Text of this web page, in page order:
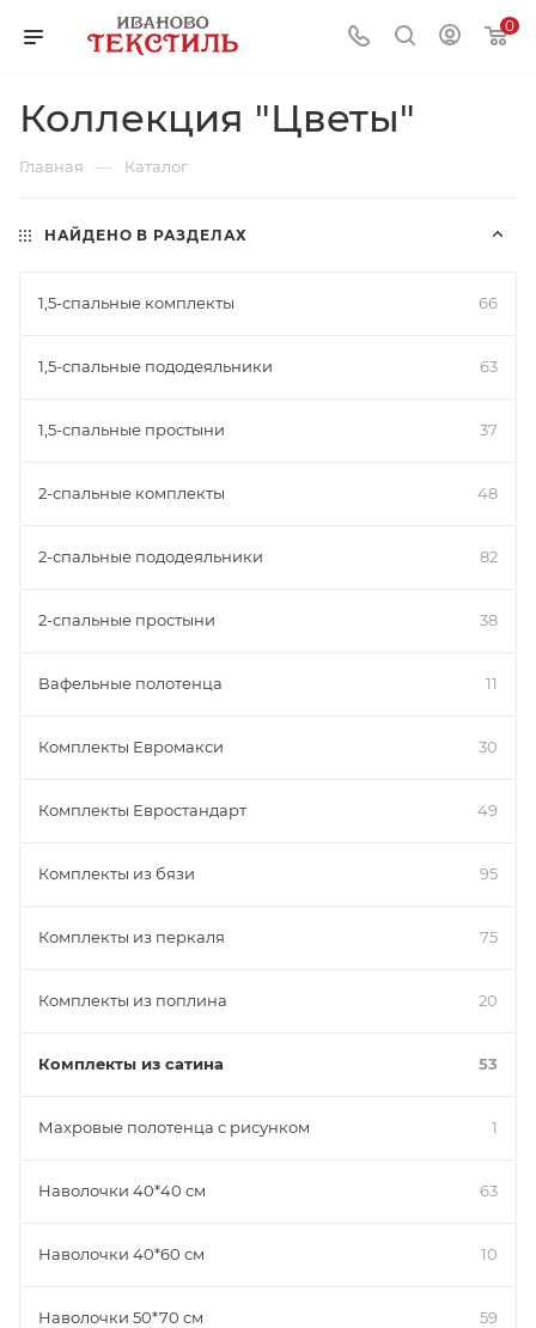
0
Коллекция "Цветы"
Главная — Каталог
НАЙДЕНО В РАЗДЕЛАХ
1,5-спальные комплекты 66
1,5-спальные пододеяльники 63
1,5-спальные простыни 37
2-спальные комплекты 48
2-спальные пододеяльники 82
2-спальные простыни 38
Вафельные полотенца 11
Комплекты Евромакси 30
Комплекты Евростандарт 49
Комплекты из бязи 95
Комплекты из перкаля 75
Комплекты из поплина 20
Комплекты из сатина 53
Махровые полотенца с рисунком 1
Наволочки 40*40 см 63
Наволочки 40*60 см 10
Наволочки 50*70 см 59